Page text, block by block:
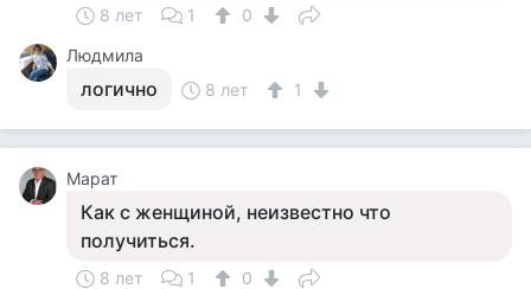
8 лет 1
0
Людмила
логично 8 лет 1
Марат
Как с женщиной, неизвестно что
получиться.
8 лет 1
0